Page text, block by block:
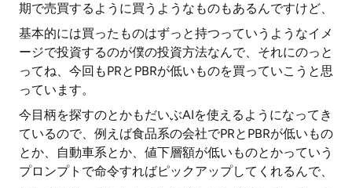
期で売買するように買うようなものもあるんですけど、
基本的には買ったものはずっと持つっていうようなイメ
ージで投資するのが僕の投資方法なんで、それにのっと
ってね、今回もPRとPBRが低いものを買っていこうと思
っています。
今目柄を探すのとかもだいぶAIを使えるようになってき
ているので、例えば食品系の会社でPRとPBRが低いもの
とか、自動車系とか、値下層額が低いものとかっていう
プロンプトで命令すればピックアップしてくれるんで、